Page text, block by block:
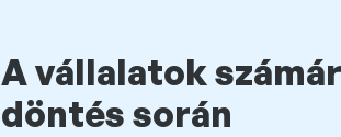
A vállalatok
döntés során